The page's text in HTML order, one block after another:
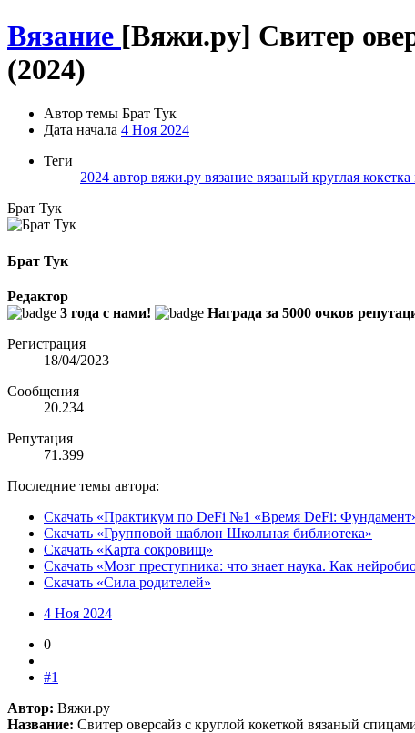
Вязание [Вяжи.ру] Свитер
(2024)
Автор темы Брат Тук
Дата начала 4 Ноя 2024
Теги
2024 автор вяжи.ру вязание вязаный круглая кокетка
Брат Тук
Брат Тук
Редактор
3 года с нами!
Награда за 5000 очков
Регистрация
18/04/2023
Сообщения
20.234
Репутация
71.399
Последние темы автора:
Скачать «Практикум по DeFi №1 «Время DeFi:
Скачать «Групповой шаблон Школьная библиотека»
Скачать «Карта сокровищ»
Скачать «Мозг преступника: что знает наука. Как
Скачать «Сила родителей»
4 Ноя 2024
0
#1
Автор: Вяжи.ру
Название: Свитер оверсайз с круглой кокеткой вязаный